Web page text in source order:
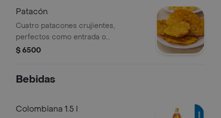
Patacón
Cuatro patacones crujientes,
perfectos como entrada o
acompañamiento.
$ 6500
Bebidas
Colombiana 1.5 l